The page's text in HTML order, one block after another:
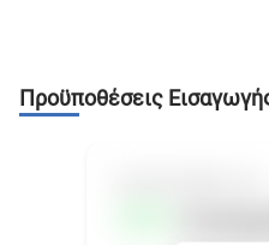
Προϋποθέσεις